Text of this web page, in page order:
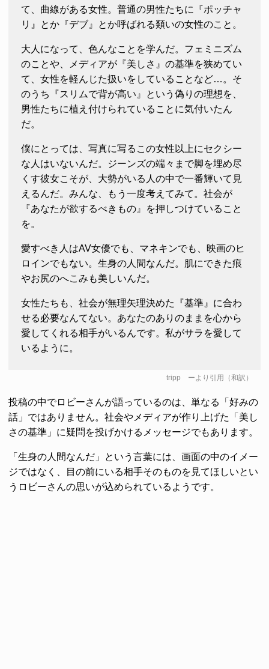
て、曲線がある女性。普通の男性たちに『ポッチャ
リ』とか『デブ』とか呼ばれる類いの女性のこと。
大人になって、色んなことを学んだ。フェミニズム
のことや、メディアが『美しさ』の基準を狭めてい
て、女性を軽んじた扱いをしていることなど…。そ
のうち『スリムで背が高い』という偽りの理想を、
男性たちに植え付けられていることに気付いたん
だ。
僕にとっては、写真に写るこの女性以上にセクシー
な人はいないんだ。ジーンズの端々まで脚を埋め尽
くす彼女こそが、大勢がいる人の中で一番輝いて見
えるんだ。みんな、もう一度考えてみて。社会が
『あなたが欲するべきもの』を押しつけていること
を。
愛すべき人はAV女優でも、マネキンでも、映画のヒ
ロインでもない。生身の人間なんだ。肌にできた痕
やお尻のへこみも美しいんだ。
女性たちも、社会が無理矢理決めた『基準』に合わ
せる必要なんてない。あなたのありのままを心から
愛してくれる相手がいるんです。私がサラを愛して
いるように。
tripp ーより引用（和訳）
投稿の中でロビーさんが語っているのは、単なる「好みの
話」ではありません。社会やメディアが作り上げた「美し
さの基準」に疑問を投げかけるメッセージでもあります。
「生身の人間なんだ」という言葉には、画面の中のイメー
ジではなく、目の前にいる相手そのものを見てほしいとい
うロビーさんの思いが込められているようです。